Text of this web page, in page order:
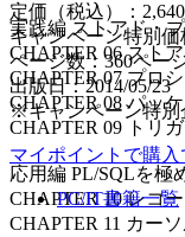
実践編 ストアド・
CHAPTER 06 スト
CHAPTER 07 プロ
CHAPTER 08 パッ
CHAPTER 09 トリ
応用編 PL/SQLを極
CHAPTER 10 レコ
CHAPTER 11 カー
定価（税込）：
キャンペーン特別価
ページ数：360ペー
出版日：2014/05/23
※キャンペーン特別
マイポイントで購
PC/IT書籍一覧